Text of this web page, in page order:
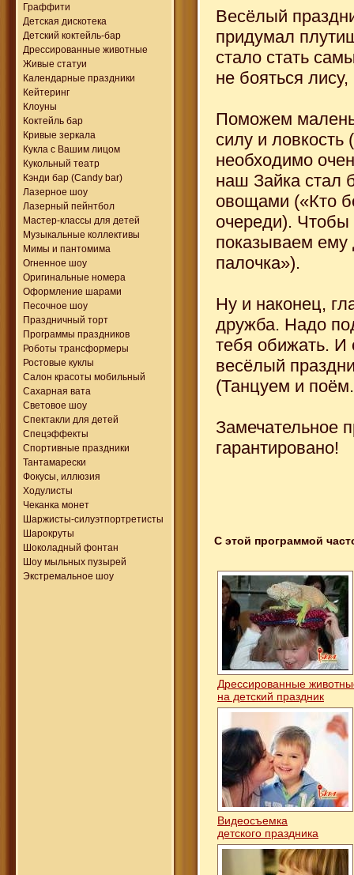
Граффити
Детская дискотека
Детский коктейль-бар
Дрессированные животные
Живые статуи
Календарные праздники
Кейтеринг
Клоуны
Коктейль бар
Кривые зеркала
Кукла с Вашим лицом
Кукольный театр
Кэнди бар (Candy bar)
Лазерное шоу
Лазерный пейнтбол
Мастер-классы для детей
Музыкальные коллективы
Мимы и пантомима
Огненное шоу
Оригинальные номера
Оформление шарами
Песочное шоу
Праздничный торт
Программы праздников
Роботы трансформеры
Ростовые куклы
Салон красоты мобильный
Сахарная вата
Световое шоу
Спектакли для детей
Спецэффекты
Спортивные праздники
Тантамарески
Фокусы, иллюзия
Ходулисты
Чеканка монет
Шаржисты-силуэтпортретисты
Шарокруты
Шоколадный фонтан
Шоу мыльных пузырей
Экстремальное шоу
Весёлый
придумал
стало стать
не бояться
Поможем
силу и ловкость
необходимо
наш Зайка стал
овощами («Кто
очереди). Чтобы
показываем ему
палочка»).
Ну и наконец,
дружба. Надо
тебя обижать. И
весёлый
(Танцуем и
Замечательное
гарантировано!
С этой программой
Дрессированные
на детский праздник
Видеосъемка
детского праздника